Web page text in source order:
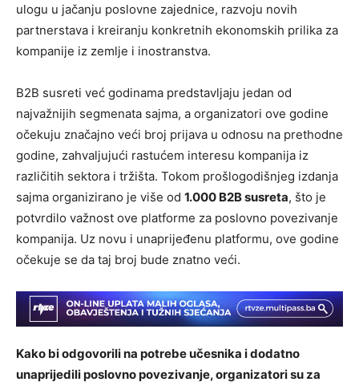
ulogu u jačanju poslovne zajednice, razvoju novih
partnerstava i kreiranju konkretnih ekonomskih prilika za
kompanije iz zemlje i inostranstva.
B2B susreti već godinama predstavljaju jedan od
najvažnijih segmenata sajma, a organizatori ove godine
očekuju značajno veći broj prijava u odnosu na prethodne
godine, zahvaljujući rastućem interesu kompanija iz
različitih sektora i tržišta. Tokom prošlogodišnjeg izdanja
sajma organizirano je više od 1.000 B2B susreta, što je
potvrdilo važnost ove platforme za poslovno povezivanje
kompanija. Uz novu i unaprijeđenu platformu, ove godine
očekuje se da taj broj bude znatno veći.
Kako bi odgovorili na potrebe učesnika i dodatno
unaprijedili poslovno povezivanje, organizatori su za